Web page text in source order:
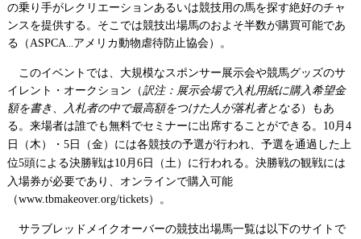
の乗り手がレクリエーションあるいは競技用の馬を探す絶好のチャ
ンスを提供する。そこでは競技出場馬のおよそ半数が購買可能であ
る（ASPCA...アメリカ動物虐待防止協会）。
このイベントでは、大規模なスポンサー展示会や競馬グッズのサ
イレント・オークション（訳注：展示会場で入札用紙に購入希望金
額を書き、入札者の中で最高額をつけた人が落札者となる）もあ
る。来場者は誰でも無料でセミナーに出席することができる。
10月 4
日（木）・ 5日（金）には各競技の予選が行われ、予選を通過した上
位5頭による決勝戦は10月 6日（土）に行われる。決勝戦の観戦には
入場券が必要であり、オンラインで購入可能
（www.tbmakeover.org/tickets）。
サラブレッドメイクオーバーの競技出場馬一覧は以下のサイトで